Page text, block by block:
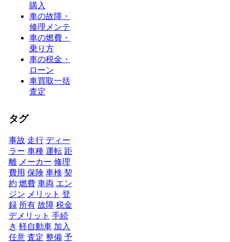
購入
車の故障・
修理メンテ
車の燃費・
乗り方
車の税金・
ローン
車買取一括
査定
タグ
事故 走行 ディー
ラー 車種 運転 距
離 メーカー 修理
費用 保険 車検 契
約 燃費 車両 エン
ジン メリット 登
録 所有 故障 税金
デメリット 手続
き 軽自動車 加入
任意 査定 整備 予